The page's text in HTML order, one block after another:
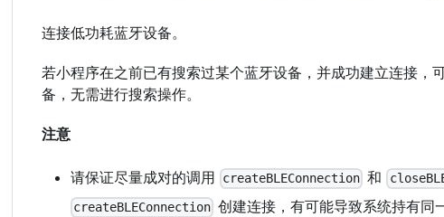
连接低功耗蓝牙设备。
若小程序在之前已有搜索过某个蓝牙设备，并成功建立连接
备，无需进行搜索操作。
注意
请保证尽量成对的调用 createBLEConnection 和
createBLEConnection 创建连接，有可能导致系统持有同